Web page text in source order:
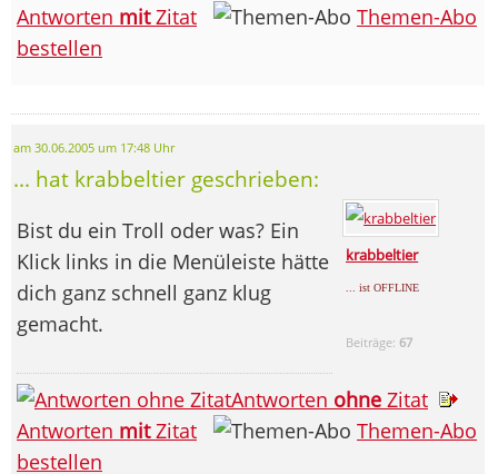
Antworten mitZitat
Themen-Abo
bestellen
am 30.06.2005 um 17:48 Uhr
... hat krabbeltier geschrieben:
krabbeltier
... ist OFFLINE
Beiträge: 67
Bist du ein Troll oder was? Ein
Klick links in die Menüleiste hätte
dich ganz schnell ganz klug
gemacht.
Antworten ohne Zitat
Antworten mitZitat
Themen-Abo
bestellen